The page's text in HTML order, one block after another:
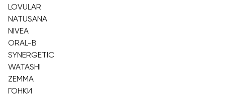
LOVULAR
NATUSANA
NIVEA
ORAL-B
SYNERGETIC
WATASHI
ZEMMA
ГОНКИ